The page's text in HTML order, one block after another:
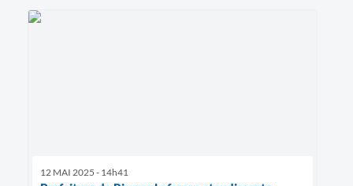
12 MAI 2025 - 14h41